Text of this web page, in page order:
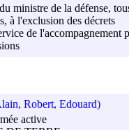
ministre de la défense,
à l'exclusion des décrets
de l'accompagnement
Robert, Edouard)
active